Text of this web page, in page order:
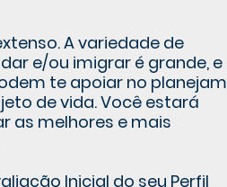
A variedade de
e/ou imigrar é grande, e
te apoiar no
de vida. Você estará
as melhores e mais
Inicial do seu Perfil